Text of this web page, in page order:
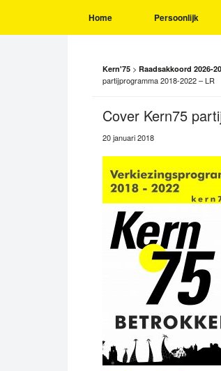
Home Persoonlijk
Kern'75 > Raadsakkoord 2026-
partijprogramma 2018-2022 – LR
Cover Kern75
20 januari 2018